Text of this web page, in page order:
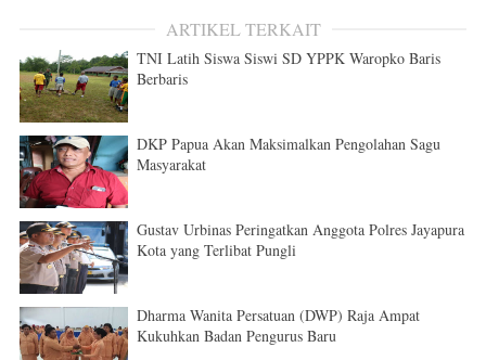
ARTIKEL TERKAIT
TNI Latih Siswa Siswi SD YPPK Waropko Baris
Berbaris
DKP Papua Akan Maksimalkan Pengolahan Sagu
Masyarakat
Gustav Urbinas Peringatkan Anggota Polres Jayapura
Kota yang Terlibat Pungli
Dharma Wanita Persatuan (DWP) Raja Ampat
Kukuhkan Badan Pengurus Baru